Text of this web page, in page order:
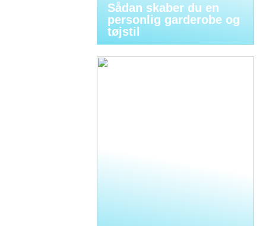
Sådan skaber du en
personlig garderobe og
tøjstil